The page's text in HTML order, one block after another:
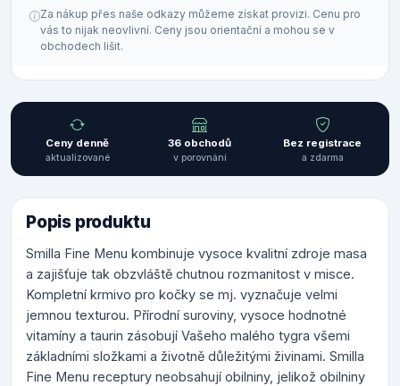
Za nákup přes naše odkazy můžeme získat provizi. Cenu pro
vás to nijak neovlivní. Ceny jsou orientační a mohou se v
obchodech lišit.
Ceny denně
aktualizované
36 obchodů
v porovnání
Bez registrace
a zdarma
Popis produktu
Smilla Fine Menu kombinuje vysoce kvalitní zdroje masa
a zajišťuje tak obzvláště chutnou rozmanitost v misce.
Kompletní krmivo pro kočky se mj. vyznačuje velmi
jemnou texturou. Přírodní suroviny, vysoce hodnotné
vitamíny a taurin zásobují Vašeho malého tygra všemi
základními složkami a životně důležitými živinami. Smilla
Fine Menu receptury neobsahují obilniny, jelikož obilniny